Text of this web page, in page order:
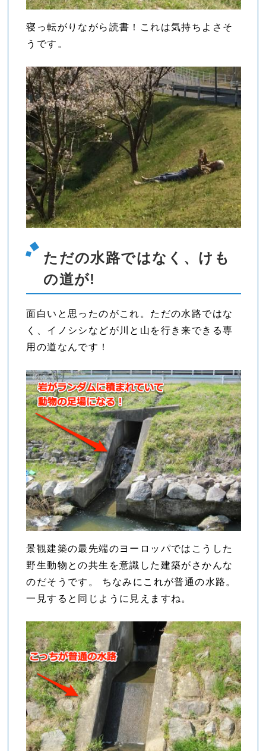
寝っ転がりながら読書！これは気持ちよさそ
うです。
ただの水路ではなく、けも
の道が!
面白いと思ったのがこれ。ただの水路ではな
く、イノシシなどが川と山を行き来できる専
用の道なんです！
景観建築の最先端のヨーロッパではこうした
野生動物との共生を意識した建築がさかんな
のだそうです。 ちなみにこれが普通の水路。
一見すると同じように見えますね。